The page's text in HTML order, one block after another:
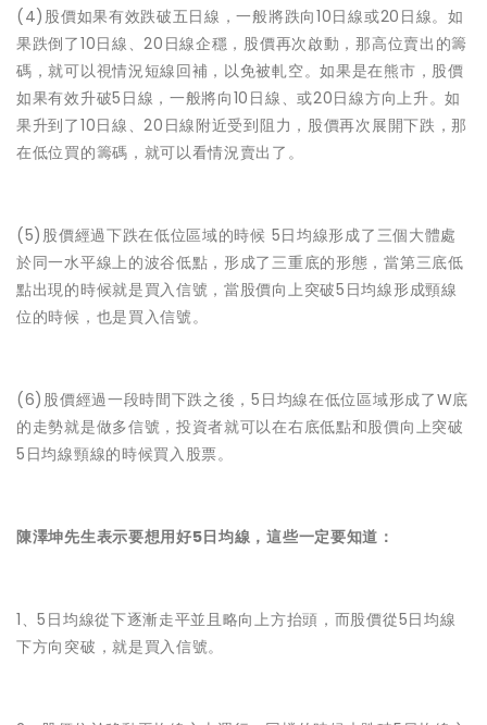
(4)股價如果有效跌破五日線，一般將跌向10日線或20日線。如
果跌倒了10日線、20日線企穩，股價再次啟動，那高位賣出的籌
碼，就可以視情況短線回補，以免被軋空。如果是在熊市，股價
如果有效升破5日線，一般將向10日線、或20日線方向上升。如
果升到了10日線、20日線附近受到阻力，股價再次展開下跌，那
在低位買的籌碼，就可以看情況賣出了。
(5)股價經過下跌在低位區域的時候 5日均線形成了三個大體處
於同一水平線上的波谷低點，形成了三重底的形態，當第三底低
點出現的時候就是買入信號，當股價向上突破5日均線形成頸線
位的時候，也是買入信號。
(6)股價經過一段時間下跌之後，5日均線在低位區域形成了W底
的走勢就是做多信號，投資者就可以在右底低點和股價向上突破
5日均線頸線的時候買入股票。
陳澤坤先生表示要想用好5日均線，這些一定要知道：
1、5日均線從下逐漸走平並且略向上方抬頭，而股價從5日均線
下方向突破，就是買入信號。